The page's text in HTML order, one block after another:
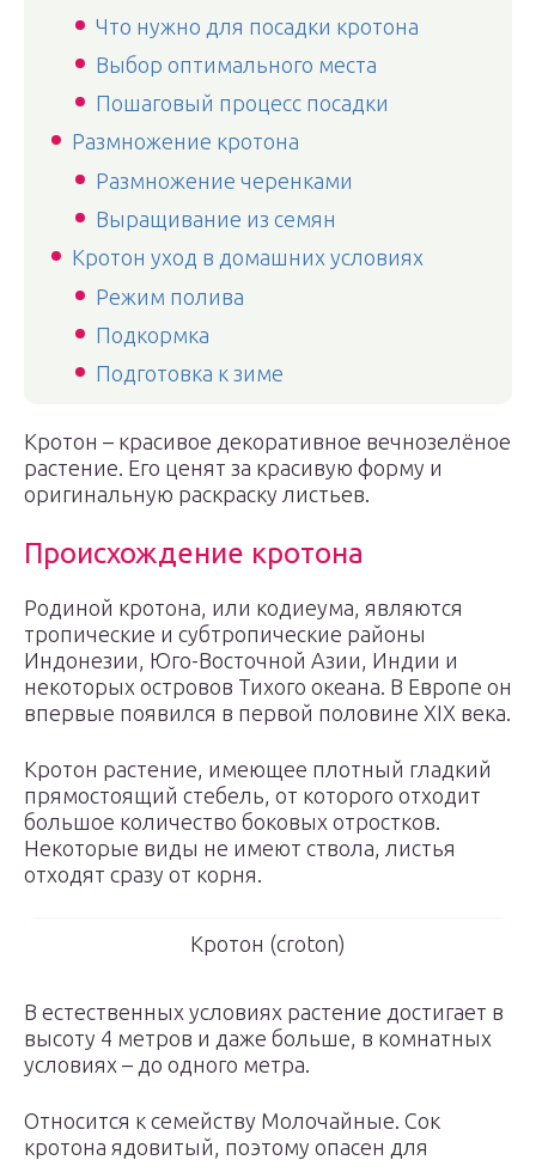
Что нужно для посадки кротона
Выбор оптимального места
Пошаговый процесс посадки
Размножение кротона
Размножение черенками
Выращивание из семян
Кротон уход в домашних условиях
Режим полива
Подкормка
Подготовка к зиме
Кротон – красивое декоративное вечнозелёное
растение. Его ценят за красивую форму и
оригинальную раскраску листьев.
Происхождение кротона
Родиной кротона, или кодиеума, являются
тропические и субтропические районы
Индонезии, Юго-Восточной Азии, Индии и
некоторых островов Тихого океана. В Европе он
впервые появился в первой половине XIX века.
Кротон растение, имеющее плотный гладкий
прямостоящий стебель, от которого отходит
большое количество боковых отростков.
Некоторые виды не имеют ствола, листья
отходят сразу от корня.
Кротон (croton)
В естественных условиях растение достигает в
высоту 4 метров и даже больше, в комнатных
условиях – до одного метра.
Относится к семейству Молочайные. Сок
кротона ядовитый, поэтому опасен для